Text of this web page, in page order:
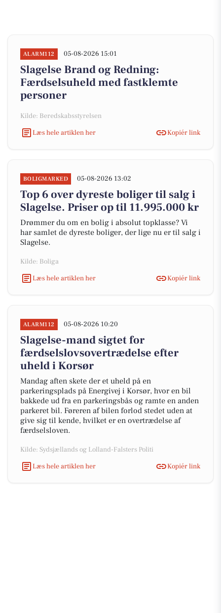
ALARM112 05-08-2026 15:01
Slagelse Brand og Redning:
Færdselsuheld med fastklemte
personer
Kilde: Beredskabsstyrelsen
Læs hele artiklen her
Kopiér link
BOLIGMARKED 05-08-2026 13:02
Top 6 over dyreste boliger til salg i
Slagelse. Priser op til 11.995.000 kr
Drømmer du om en bolig i absolut topklasse? Vi
har samlet de dyreste boliger, der lige nu er til salg i
Slagelse.
Kilde: Boliga
Læs hele artiklen her
Kopiér link
ALARM112 05-08-2026 10:20
Slagelse-mand sigtet for
færdselslovsovertrædelse efter
uheld i Korsør
Mandag aften skete der et uheld på en
parkeringsplads på Energivej i Korsør, hvor en bil
bakkede ud fra en parkeringsbås og ramte en anden
parkeret bil. Føreren af bilen forlod stedet uden at
give sig til kende, hvilket er en overtrædelse af
færdselsloven.
Kilde: Sydsjællands og Lolland-Falsters Politi
Læs hele artiklen her
Kopiér link